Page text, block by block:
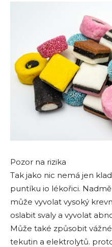
Pozor na rizika
Tak jako nic nemá jen
puntíku io lékořici.
může vyvolat vysoký
oslabit svaly a vyvolat
Může také způsobit
tekutin a elektrolytů.